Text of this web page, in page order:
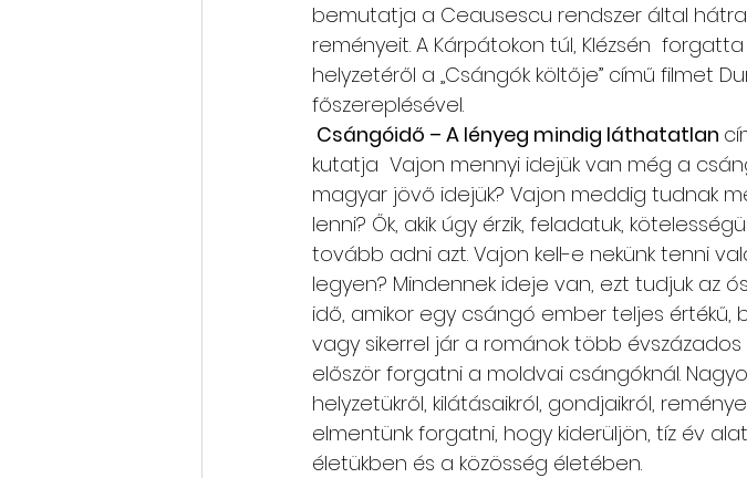
bemutatja a Ceausescu rendszer által
reményeit. A Kárpátokon túl, Klézsén
helyzetéről a „Csángók költője” című filmet
főszereplésével.
Csángóidő – A lényeg mindig láthatatlan
kutatja  Vajon mennyi idejük van még a
magyar jövő idejük? Vajon meddig tudnak
lenni? Ők, akik úgy érzik, feladatuk,
tovább adni azt. Vajon kell-e nekünk tenni
legyen? Mindennek ideje van, ezt tudjuk az
idő, amikor egy csángó ember teljes értékű,
vagy sikerrel jár a románok több évszázados
először forgatni a moldvai csángóknál.
helyzetükről, kilátásaikról, gondjaikról,
elmentünk forgatni, hogy kiderüljön, tíz év
életükben és a közösség életében.